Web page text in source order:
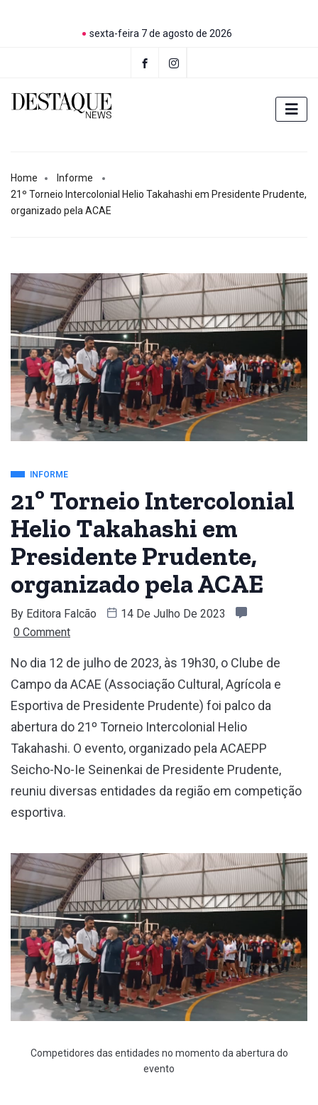
sexta-feira 7 de agosto de 2026
Home
Informe
21º Torneio Intercolonial Helio Takahashi em Presidente Prudente,
organizado pela ACAE
INFORME
21º Torneio Intercolonial
Helio Takahashi em
Presidente Prudente,
organizado pela ACAE
By Editora Falcão
14 De Julho De 2023
0 Comment
No dia 12 de julho de 2023, às 19h30, o Clube de
Campo da ACAE (Associação Cultural, Agrícola e
Esportiva de Presidente Prudente) foi palco da
abertura do 21º Torneio Intercolonial Helio
Takahashi. O evento, organizado pela ACAEPP
Seicho-No-Ie Seinenkai de Presidente Prudente,
reuniu diversas entidades da região em competição
esportiva.
Competidores das entidades no momento da abertura do
evento